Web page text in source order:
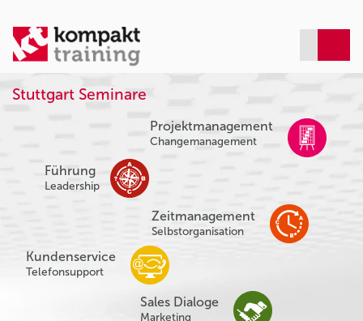
Stuttgart Seminare
Projektmanagement
Changemanagement
Führung
Leadership
Zeitmanagement
Selbstorganisation
Kundenservice
Telefonsupport
Sales Dialoge
Marketing